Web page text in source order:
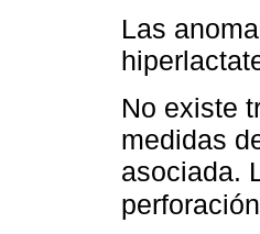
Las
No existe
medidas
asociada.